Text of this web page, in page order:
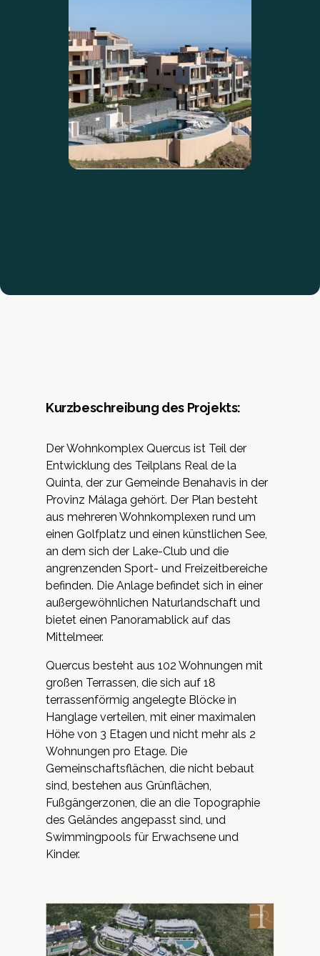
Kurzbeschreibung des Projekts:
DerWohnkomplex Quercus ist Teil der
Entwicklung des Teilplans Real de la
Quinta, der zur Gemeinde Benahavis in der
Provinz Málaga gehört. Der Plan besteht
aus mehreren Wohnkomplexen rund um
einen Golfplatz und einen künstlichen See,
an dem sich der Lake-Club und die
angrenzenden Sport- und Freizeitbereiche
befinden. Die Anlage befindet sich in einer
außergewöhnlichen Naturlandschaft und
bietet einen Panoramablick auf das
Mittelmeer.
Quercus besteht aus 102 Wohnungen mit
großen Terrassen, die sich auf 18
terrassenförmig angelegte Blöcke in
Hanglage verteilen, mit einer maximalen
Höhe von 3 Etagen und nicht mehr als 2
Wohnungen pro Etage. Die
Gemeinschaftsflächen, die nicht bebaut
sind, bestehen aus Grünflächen,
Fußgängerzonen, die an die Topographie
des Geländes angepasst sind, und
Swimmingpools für Erwachsene und
Kinder.